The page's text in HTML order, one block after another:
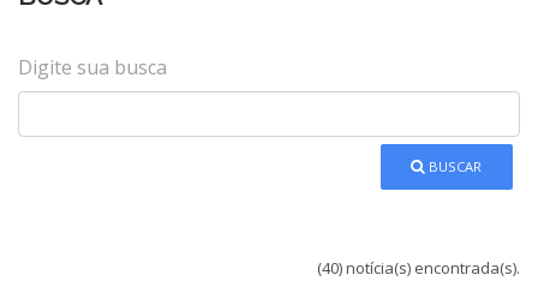
Digite sua busca
BUSCAR
(40) notícia(s) encontrada(s).